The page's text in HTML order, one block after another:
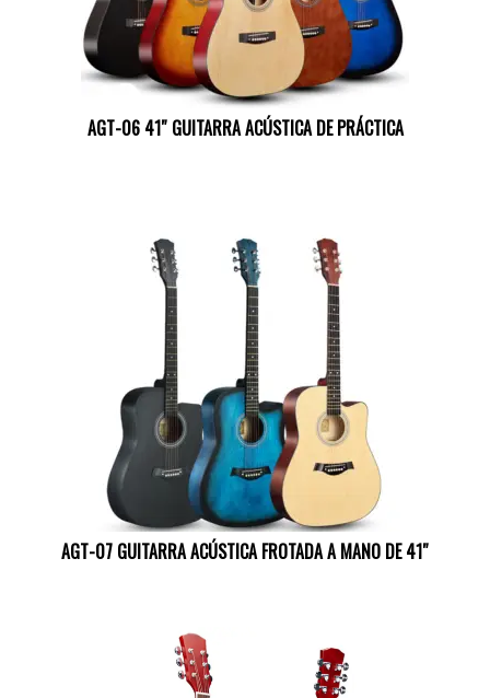
AGT-06 41″ GUITARRA ACÚSTICA DE PRÁCTICA
AGT-07 GUITARRA ACÚSTICA FROTADA A MANO DE 41″